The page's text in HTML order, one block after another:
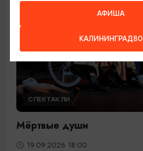
СПЕКТАКЛИ
Мёртвые души
19.09.2026 18:00
АФИША
КАЛИНИНГРАД80